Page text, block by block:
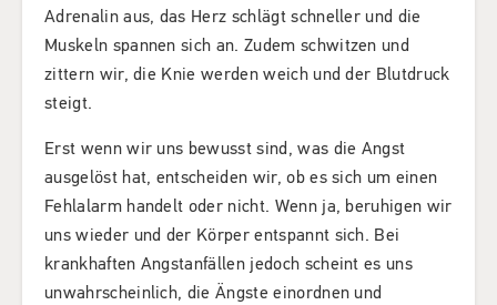
Adrenalin aus, das Herz schlägt schneller und die
Muskeln spannen sich an. Zudem schwitzen und
zittern wir, die Knie werden weich und der Blutdruck
steigt.
Erst wenn wir uns bewusst sind, was die Angst
ausgelöst hat, entscheiden wir, ob es sich um einen
Fehlalarm handelt oder nicht. Wenn ja, beruhigen wir
uns wieder und der Körper entspannt sich. Bei
krankhaften Angstanfällen jedoch scheint es uns
unwahrscheinlich, die Ängste einordnen und